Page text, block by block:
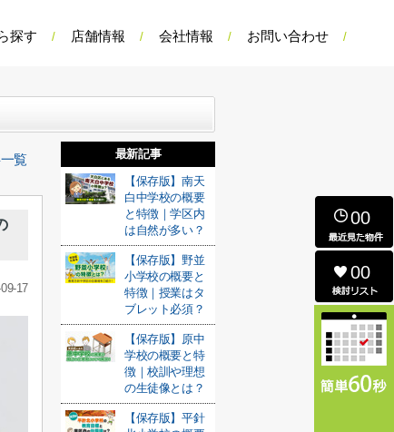
探す 店舗情報 会社情報 お問い合わせ
覧
17
最新記事
【保存版】南天
白中学校の概要
と特徴｜学区内
は自然が多い？
【保存版】野並
小学校の概要と
特徴｜授業はタ
ブレット必須？
【保存版】原中
学校の概要と特
徴｜校訓や理想
の生徒像とは？
【保存版】平針
00
00